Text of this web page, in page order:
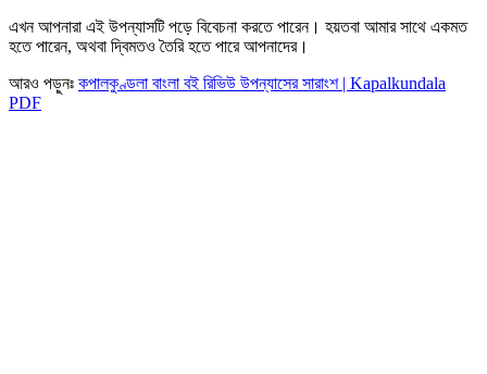
এখন আপনারা এই উপন্যাসটি পড়ে বিবেচনা করতে পারেন। হয়তবা আমার সাথে একমত
হতে পারেন, অথবা দ্বিমতও তৈরি হতে পারে আপনাদের।
আরও পড়ুনঃ কপালকুণ্ডলা বাংলা বই রিভিউ উপন্যাসের সারাংশ | Kapalkundala
PDF